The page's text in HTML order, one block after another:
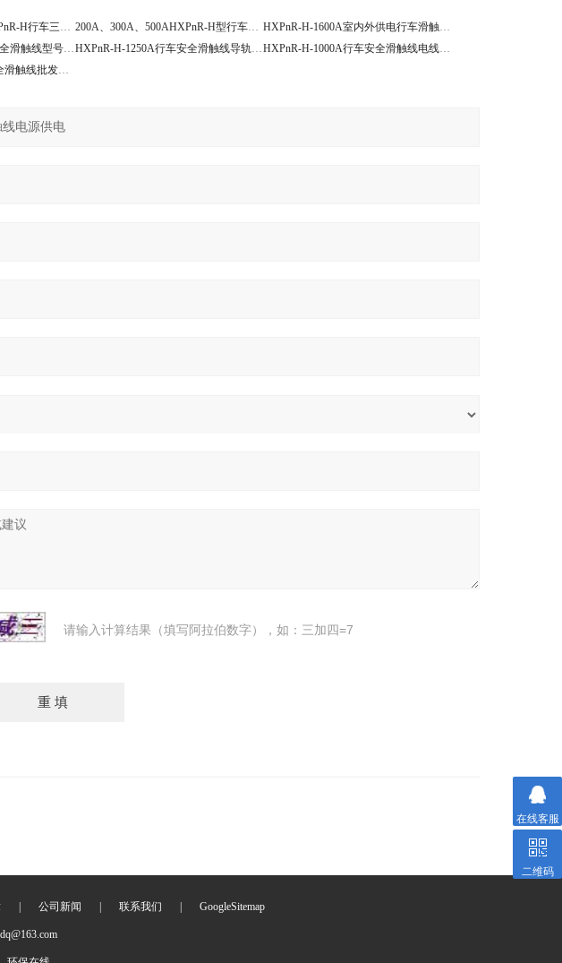
150A、250A、320AHXPnR-H行车三相四线单极滑触线使用寿命 200A、300A、500AHXPnR-H型行车安全滑触线原料生产加工厂家
HXPnR-H-1600A室内外供电行车滑触线品牌
HXPnR-H-1500A行车安全滑触线型号规格大全 HXPnR-H-1250A行车安全滑触线导轨线槽
HXPnR-H-1000A行车安全滑触线电线怎么连接
HXPnR-H-700A行车安全滑触线批发行情
请输入计算结果（填写阿拉伯数字），如：三加四=7
公司新闻 联系我们 GoogleSitemap
在线客服
二维码